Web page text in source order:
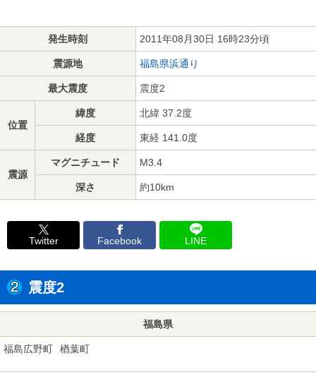
発生時刻 2011年08月30日 16時23分頃
震源地 福島県浜通り
最大震度 震度2
位置
緯度 北緯 37.2度
経度 東経 141.0度
震源
マグニチュード M3.4
深さ 約10km
Twitter Facebook LINE
震度2
福島県
福島広野町 楢葉町